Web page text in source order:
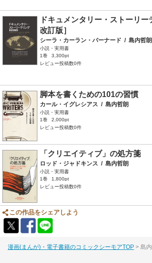
ドキュメンタリー・ストーリ
改訂版］
シーラ・カーラン・バーナード / 島内哲朗
小説・実用書
1巻
3,300pt
レビュー投稿数0件
脚本を書くための101の習慣
カール・イグレシアス / 島内哲朗
小説・実用書
1巻
2,000pt
レビュー投稿数0件
「クリエイティブ」の処方箋
ロッド・ジャドキンス / 島内哲朗
小説・実用書
1巻
1,800pt
レビュー投稿数0件
この作品をシェアしよう
漫画(まんが)・電子書籍のコミックシーモアTOP 島